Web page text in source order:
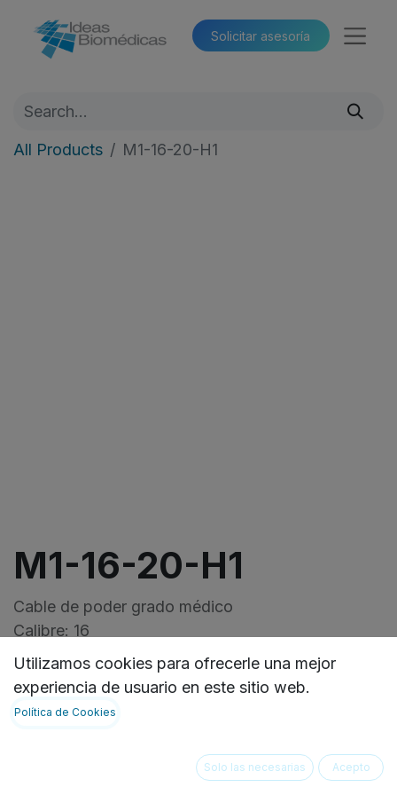
Solicitar asesoría​​
All Products M1-16-20-H1
M1-16-20-H1
Cable de poder grado médico
Calibre: 16
Macho: NEMA 5-15P
Hembra: IEC-60320-C13
Longitud: 6.096 mts
https://ideasbiomedicas.odoo.com/document/
4ddd-462c-9c43-2aa397cc1ad5
Utilizamos cookies para ofrecerle una mejor
experiencia de usuario en este sitio web.
Política de Cookies
Solo las necesarias Acepto